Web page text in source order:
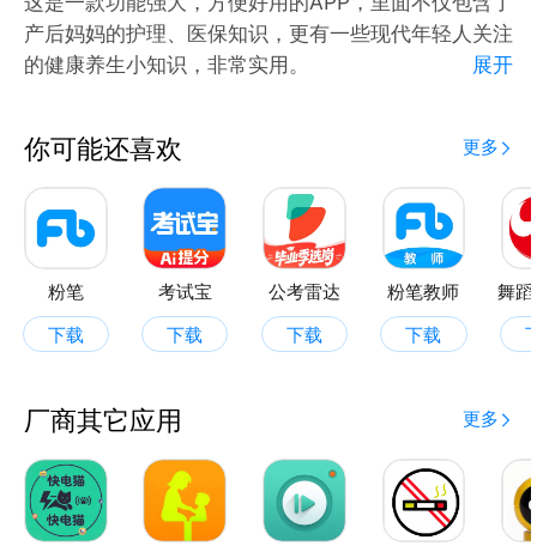
产后妈妈的护理、医保知识，更有一些现代年轻人关注
的健康养生小知识，非常实用。
医学科普：24节气中医养生、10大中医养生穴位、居
民膳食指南等。
规律生活：早起打卡、运动打卡、喝水打卡等，帮用户
建立健康规律的生活，从而提高身体素质。是非常适合
当代年轻人的一款APP。
展开
你可能还喜欢 更多
粉笔
下载
考试宝
下载
公考雷达
下载
粉笔教师
下载
舞
厂商其它应用 更多